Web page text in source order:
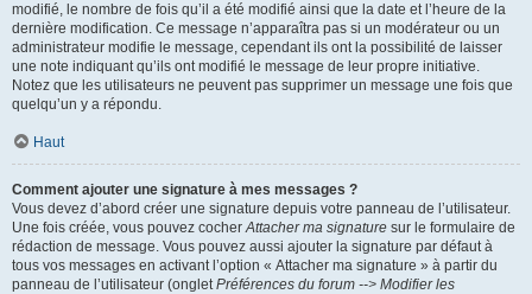
modifié, le nombre de fois qu’il a été modifié ainsi que la date et l’heure de la
dernière modification. Ce message n’apparaîtra pas si un modérateur ou un
administrateur modifie le message, cependant ils ont la possibilité de laisser
une note indiquant qu’ils ont modifié le message de leur propre initiative.
Notez que les utilisateurs ne peuvent pas supprimer un message une fois que
quelqu’un y a répondu.
Haut
Comment ajouter une signature à mes messages ?
Vous devez d’abord créer une signature depuis votre panneau de l’utilisateur.
Une fois créée, vous pouvez cocherAttacher ma signature sur le formulaire de
rédaction de message. Vous pouvez aussi ajouter la signature par défaut à
tous vos messages en activant l’option « Attacher ma signature » à partir du
panneau de l’utilisateur (ongletPréférences du forum --> Modifier les